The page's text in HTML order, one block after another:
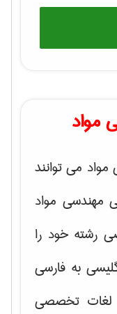
مواد
می توانند
مهندسی مواد
رشته خود را
به فارسی
لغات تخصصی